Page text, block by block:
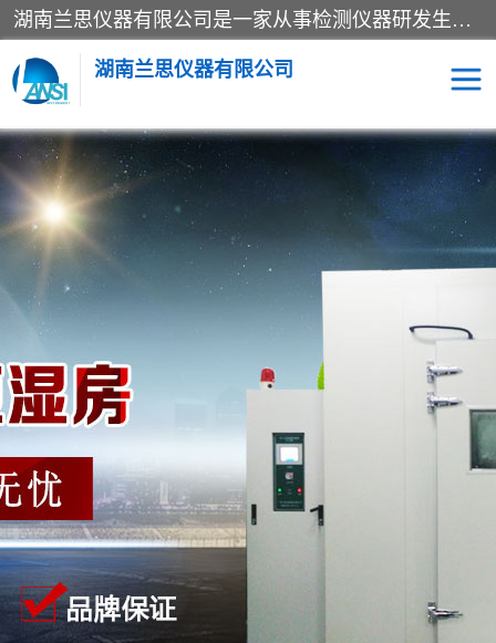
湖南兰思仪器有限公司是一家从事检测仪器研发生产销售和维修保养服务的综合型企业，产品符合国际标准可按需定制专业售前售后工程师，主要有门窗性能体验箱、门窗隔音展示箱、恒温恒湿试验箱、步入式恒温恒湿房、高低温试验箱、老化试验箱、老化试验房、恒温恒湿培养箱、水泥标准养护试验箱、电热鼓风干燥试验箱、真空干燥箱、工业烤箱、盐雾腐蚀试验箱等。
湖南兰思仪器有限公司
老化房 恒温恒湿试验箱
工业烘箱 门窗体验箱